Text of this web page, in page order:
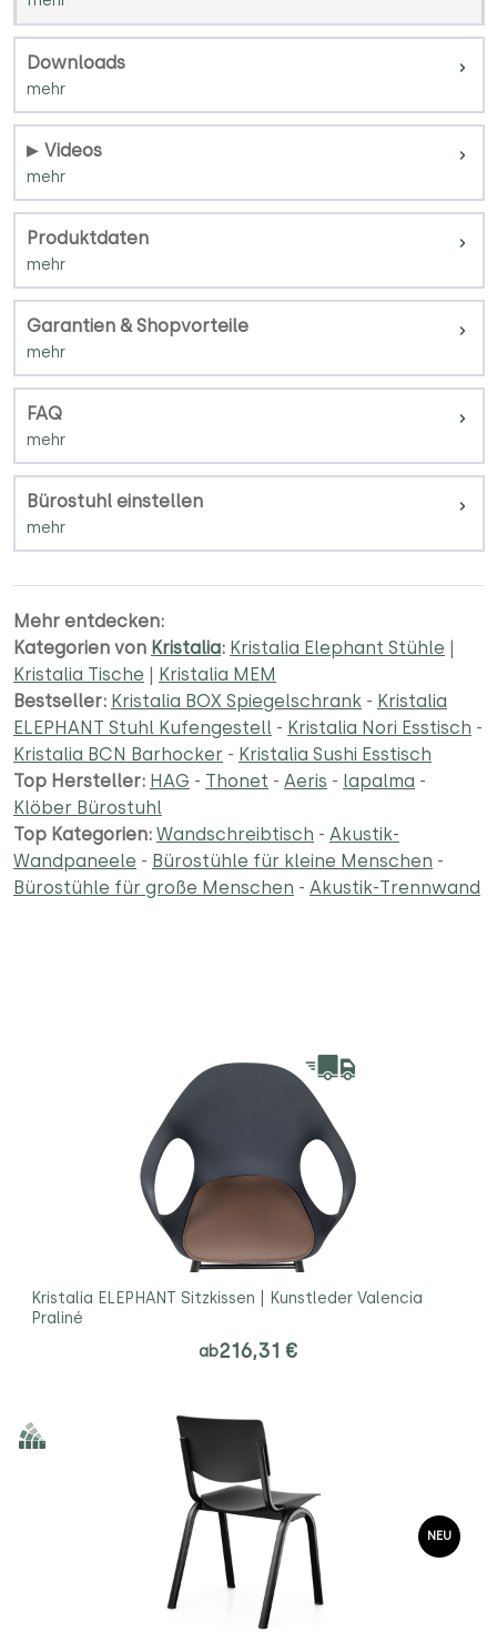
Downloads
Videos
Produktdaten
Garantien & Shopvorteile
FAQ
Bürostuhl einstellen
Mehr entdecken:
Kategorien von Kristalia: Kristalia Elephant Stühle |
Kristalia Tische | Kristalia MEM
Bestseller: Kristalia BOX Spiegelschrank - Kristalia
ELEPHANT Stuhl Kufengestell - Kristalia Nori Esstisch -
Kristalia BCN Barhocker - Kristalia Sushi Esstisch
Top Hersteller: HAG - Thonet - Aeris - lapalma -
Klöber Bürostuhl
Top Kategorien: Wandschreibtisch - Akustik-
Wandpaneele - Bürostühle für kleine Menschen -
Bürostühle für große Menschen - Akustik-Trennwand
Kristalia ELEPHANT Sitzkissen | Kunstleder Valencia
Praliné
ab216,31 €
NEU